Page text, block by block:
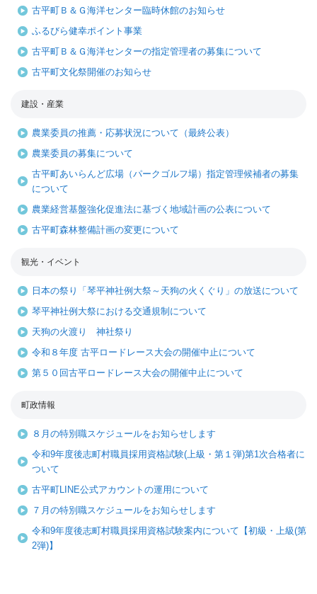
古平町Ｂ＆Ｇ海洋センター臨時休館のお知らせ
ふるびら健幸ポイント事業
古平町Ｂ＆Ｇ海洋センターの指定管理者の募集について
古平町文化祭開催のお知らせ
建設・産業
農業委員の推薦・応募状況について（最終公表）
農業委員の募集について
古平町あいらんど広場（パークゴルフ場）指定管理候補者の募集
について
農業経営基盤強化促進法に基づく地域計画の公表について
古平町森林整備計画の変更について
観光・イベント
日本の祭り「琴平神社例大祭～天狗の火くぐり」の放送について
琴平神社例大祭における交通規制について
天狗の火渡り 神社祭り
令和８年度 古平ロードレース大会の開催中止について
第５０回古平ロードレース大会の開催中止について
町政情報
８月の特別職スケジュールをお知らせします
令和9年度後志町村職員採用資格試験(上級・第１弾)第1次合格者に
ついて
古平町LINE公式アカウントの運用について
７月の特別職スケジュールをお知らせします
令和9年度後志町村職員採用資格試験案内について【初級・上級(第
2弾)】